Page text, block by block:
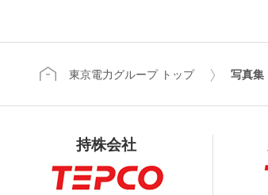
東京電力グループ トップ 写真集
持株会社